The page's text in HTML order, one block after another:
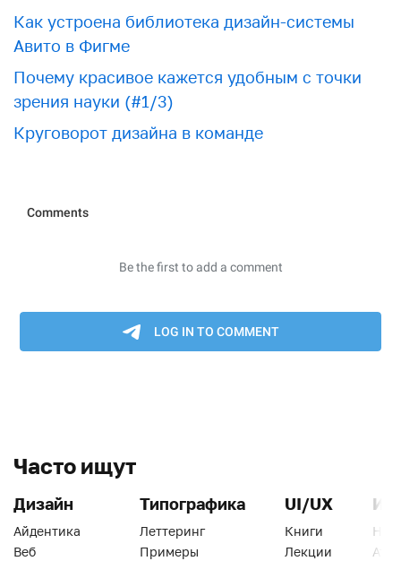
Как устроена библиотека дизайн-системы
Авито в Фигме
Почему красивое кажется удобным с точки
зрения науки (#1/3)
Круговорот дизайна в команде
Часто ищут
Дизайн
Айдентика
Веб
Типографика
Леттеринг
Примеры
UI/UX
Книги
Лекции